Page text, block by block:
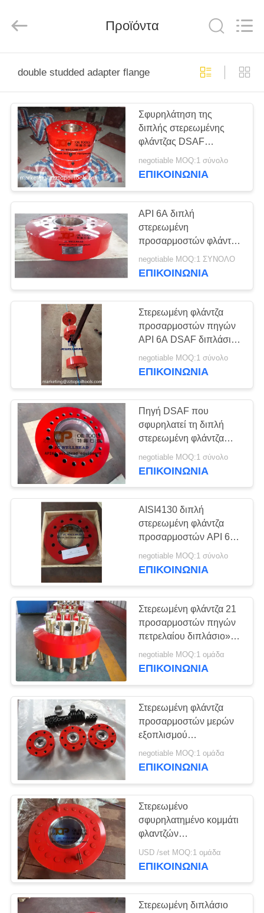
ΠΡΟΪΌΝΤΑ
ΠΕΡΊΠΟΥ
ΕΜΕΊΣ
ΓΎΡΟΣ
ΕΡΓΟΣΤΑΣΊΩΝ
ΠΟΙΟΤΙΚΌΣ
ΈΛΕΓΧΟΣ
ΜΑΣ
ΕΛΆΤΕ
ΕΠΑΦΉ
ΜΕ
ΕΙΔΉΣΕΙΣ
ΠΕΡΙΠΤΏΣΕΙΣ
SITEMAP
PRIVACY
POLICY
CO.，
Reserved.
Προϊόντα
double studded adapter flange
Σφυρηλάτηση της
διπλής στερεωμένης
φλάντζας DSAF
προσαρμοστών για τον
εξοπλισμό API 6A
negotiable MOQ:1 σύνολο
ΕΠΙΚΟΙΝΩΝΊΑ
API 6A διπλή
στερεωμένη
προσαρμοστών φλάντζα
προσαρμοστών
στροφίων φλαντζών
negotiable MOQ:1 ΣΥΝΟΛΟ
ΕΠΙΚΟΙΝΩΝΊΑ
Στερεωμένη φλάντζα
προσαρμοστών πηγών
API 6A DSAF διπλάσιο
για τη σύνδεση πηγών
negotiable MOQ:1 σύνολο
ΕΠΙΚΟΙΝΩΝΊΑ
Πηγή DSAF που
σφυρηλατεί τη διπλή
στερεωμένη φλάντζα
προσαρμοστών
negotiable MOQ:1 σύνολο
ΕΠΙΚΟΙΝΩΝΊΑ
AISI4130 διπλή
στερεωμένη φλάντζα
προσαρμοστών API 6A
DSA 15k
negotiable MOQ:1 σύνολο
ΕΠΙΚΟΙΝΩΝΊΑ
Στερεωμένη φλάντζα 21
προσαρμοστών πηγών
πετρελαίου διπλάσιο» Χ
1/4 5M -20» Χ 3/4 3M
negotiable MOQ:1 ομάδα
ΕΠΙΚΟΙΝΩΝΊΑ
Στερεωμένη φλάντζα
προσαρμοστών μερών
εξοπλισμού
πετρελαιοφόρων
περιοχών διπλάσιο 4-
negotiable MOQ:1 ομάδα
ΕΠΙΚΟΙΝΩΝΊΑ
Στερεωμένο
σφυρηλατημένο κομμάτι
φλαντζών
προσαρμοστών
φλαντζών
USD /set MOQ:1 ομάδα
ΕΠΙΚΟΙΝΩΝΊΑ
Στερεωμένη διπλάσιο